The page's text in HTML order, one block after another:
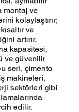
montaj ve
kolaylaştırır;
ve
artırır.
kapasitesi,
ve güvenilir
seri, çimento
makineleri,
sektörleri gibi
edilir.